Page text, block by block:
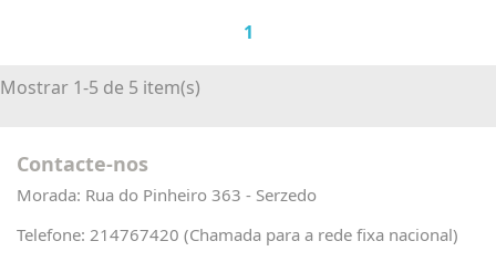
1
Mostrar 1-5 de 5 item(s)
Contacte-nos
Morada: Rua do Pinheiro 363 - Serzedo
Telefone: 214767420 (Chamada para a rede fixa nacional)